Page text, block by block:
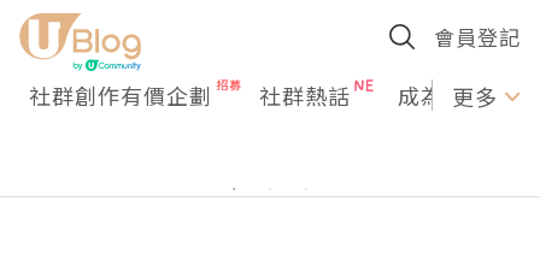
會員登記
社群創作有價企劃 社群熱話 成為U更多